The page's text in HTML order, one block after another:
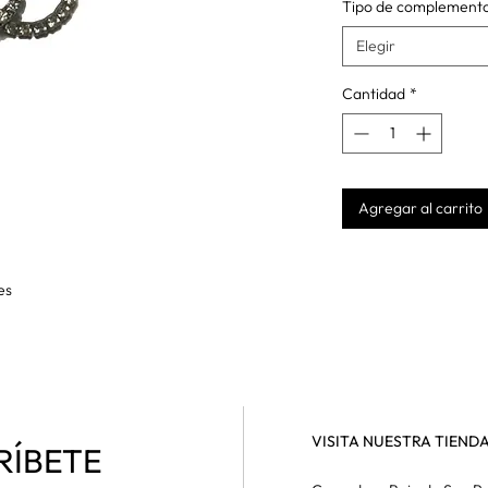
Tipo de
Elegir
Cantidad *
Agregar al carrito
VISITA NUESTRA